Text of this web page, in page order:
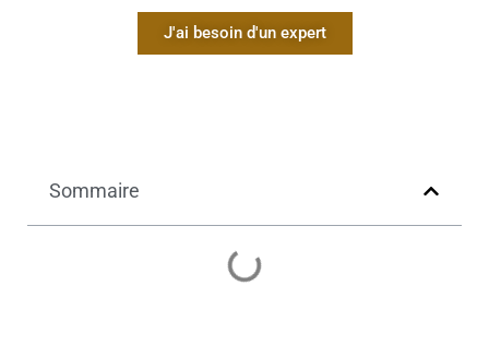
J'ai besoin d'un expert
Sommaire